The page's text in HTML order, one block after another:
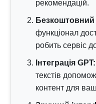
рекомендацій.
Безкоштовний
функціонал
робить сервіс
Інтеграція GPT:
текстів
контент для